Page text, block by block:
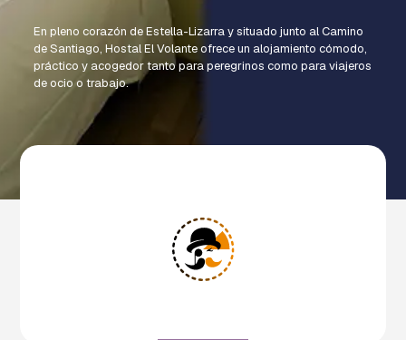
En pleno corazón de Estella-Lizarra y situado junto al Camino
de Santiago, Hostal El Volante ofrece un alojamiento cómodo,
práctico y acogedor tanto para peregrinos como para viajeros
de ocio o trabajo.